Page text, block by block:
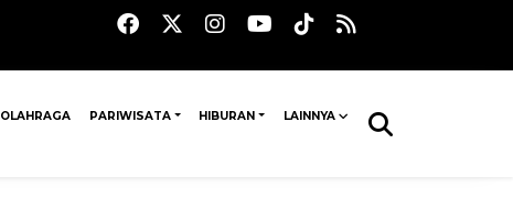
OLAHRAGA PARIWISATA HIBURAN LAINNYA